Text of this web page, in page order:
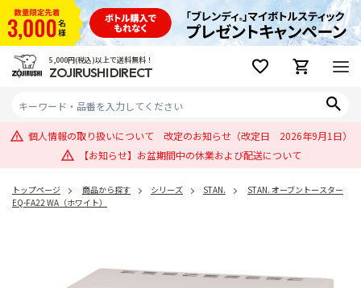
5,000円(税込)以上で送料無料！
ZOJIRUSHI DIRECT
個人情報の取り扱いについて 改定のお知らせ（改定日 2026年9月1日）
【お知らせ】お盆期間中の休業および配送について
トップページ 商品から探す シリーズ STAN.
STAN. オーブントースター
EQ-FA22 WA（ホワイト）